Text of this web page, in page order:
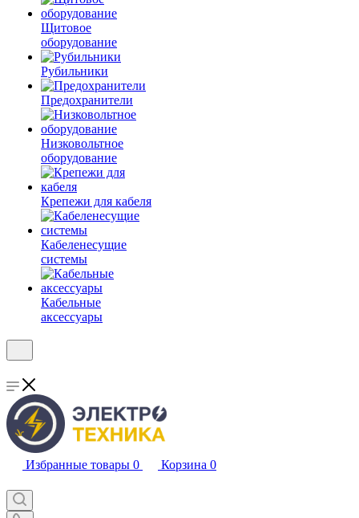
Щитовое
оборудование
Рубильники
Предохранители
Низковольтное
оборудование
Крепежи для кабеля
Кабеленесущие
системы
Кабельные
аксессуары
Избранные товары 0 Корзина 0